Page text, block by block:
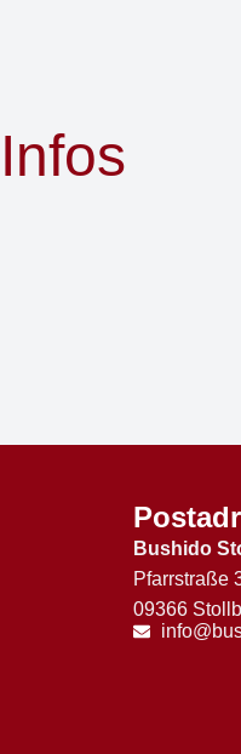
Bushido
Pfarrstraße
09366